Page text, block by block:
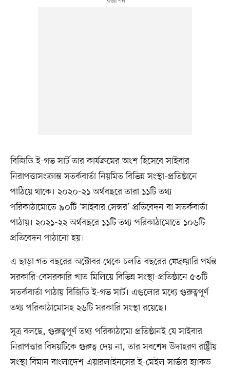
বিজিডি ই-গভ সার্ট তার কার্যক্রমের অংশ হিসেবে সাইবার
নিরাপত্তাসংক্রান্ত সতর্কবার্তা নিয়মিত বিভিন্ন সংস্থা-প্রতিষ্ঠানে
পাঠিয়ে থাকে। ২০২০-২১ অর্থবছরে তারা ১১টি তথ্য
পরিকাঠামোতে ৯০টি ‘সাইবার সেন্সর’ প্রতিবেদন বা সতর্কবার্তা
পাঠায়। ২০২১-২২ অর্থবছরে ১১টি তথ্য পরিকাঠামোতে ১০৬টি
প্রতিবেদন পাঠানো হয়।
এ ছাড়া গত বছরের অক্টোবর থেকে চলতি বছরের ফেব্রুয়ারি পর্যন্ত
সরকারি-বেসরকারি খাত মিলিয়ে বিভিন্ন সংস্থা-প্রতিষ্ঠানে ৫৩টি
সতর্কবার্তা পাঠায় বিজিডি ই-গভ সার্ট। এগুলোর মধ্যে গুরুত্বপূর্ণ
তথ্য পরিকাঠামোসহ ২৬টি সরকারি সংস্থা রয়েছে।
সূত্র বলছে, গুরুত্বপূর্ণ তথ্য পরিকাঠামো প্রতিষ্ঠানই যে সাইবার
নিরাপত্তার বিষয়টিকে গুরুত্ব দেয় না, তার সবশেষ উদাহরণ রাষ্ট্রীয়
সংস্থা বিমান বাংলাদেশ এয়ারলাইনসের ই-মেইল সার্ভার হ্যাকড